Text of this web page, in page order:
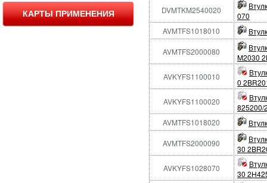
КАРТЫ ПРИМЕНЕНИЯ
DVMTKM2540020
070
AVMTFS1018010
AVMTFS2000080
M2030
AVKYFS1100010
0
AVKYFS1100020
825200/
AVMTFS1018020
AVMTFS2000090
30
AVKYFS1028070
30